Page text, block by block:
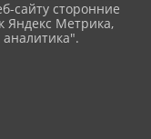
27
сайту сторонние
Яндекс Метрика,
аналитика".